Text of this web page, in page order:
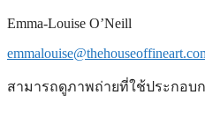
Emma-Louise O’Neill
สามารถดูภาพถ่ายที่ใช้ประกอบ